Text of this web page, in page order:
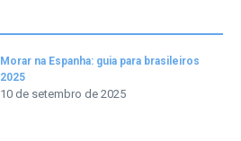
Morar na Espanha: guia para brasileiros
2025
10 de setembro de 2025